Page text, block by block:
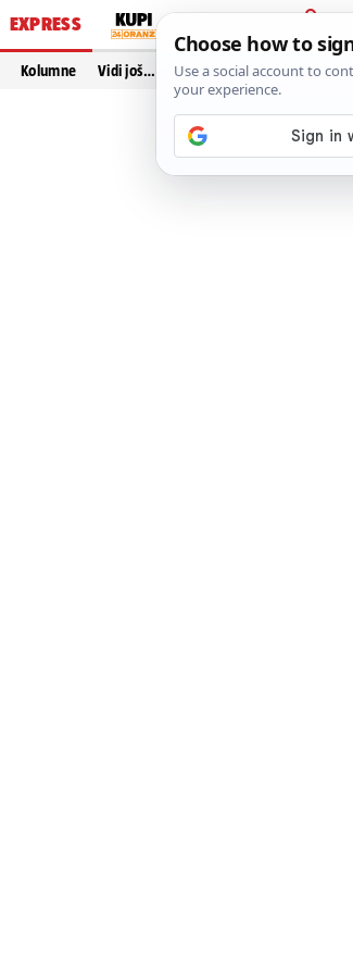
EXPRESS
PRIJAVA
Kolumne Vidi još…